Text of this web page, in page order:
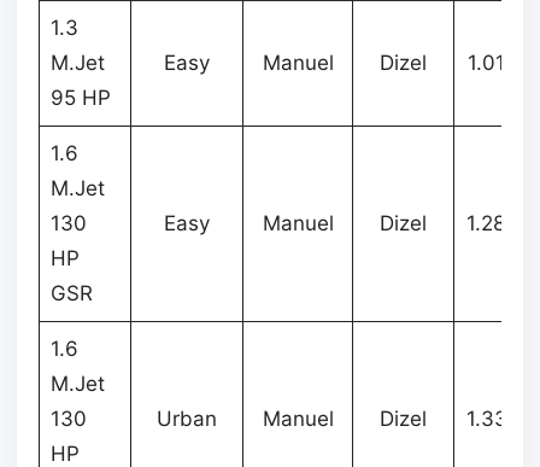
1.3
M.Jet
95 HP
Easy Manuel Dizel
1.6
M.Jet
130
HP
GSR
Easy Manuel Dizel
1.6
M.Jet
130
HP
Urban Manuel Dizel